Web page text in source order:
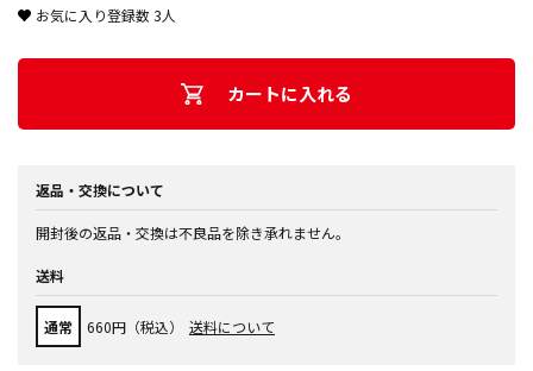
お気に入り登録数3人
カートに入れる
返品・交換について
開封後の返品・交換は不良品を除き承れません。
送料
通常 660円（税込） 送料について